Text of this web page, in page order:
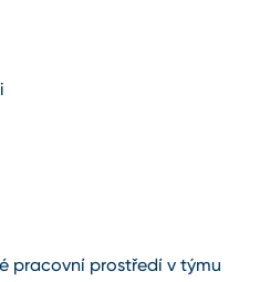
pracovní prostředí v týmu